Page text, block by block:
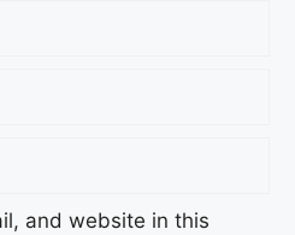
and website in this